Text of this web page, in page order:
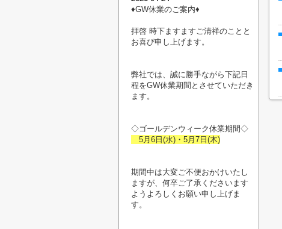
♦︎GW休業のご案内♦︎
拝啓 時下ますますご清祥のことと
お喜び申し上げます。
弊社では、誠に勝手ながら下記日
程をGW休業期間とさせていただき
ます。
◇ゴールデンウィーク休業期間◇
5月6日(水)・5月7日(木)
期間中は大変ご不便おかけいたし
ますが、何卒ご了承くださいます
ようよろしくお願い申し上げま
す。